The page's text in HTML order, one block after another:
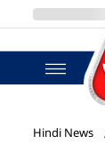
Hindi News